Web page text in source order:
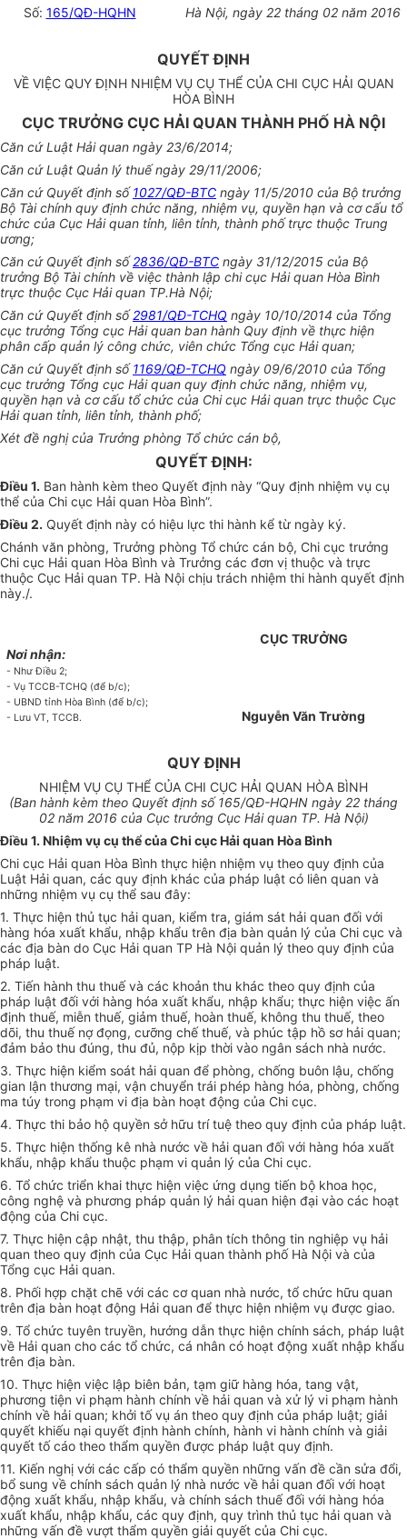
Số: 165/QĐ-HQHN Hà Nội, ngày 22tháng 02 năm 2016
QUYẾT ĐỊNH
VỀ VIỆC QUY ĐỊNH NHIỆM VỤ CỤ THỂ CỦA CHI CỤC HẢI QUAN
HÒA BÌNH
CỤC TRƯỞNG CỤC HẢI QUAN THÀNH PHỐ HÀ NỘI
Căn cứ Luật Hải quan ngày 23/6/2014;
Căn cứ Luật Quản lý thuế ngày 29/11/2006;
Căn cứ Quyết định số1027/QĐ-BTC ngày 11/5/2010 của Bộ trưởng
Bộ Tài chính quy định chức năng, nhiệm vụ, quyền hạn và cơ cấu tổ
chức của Cục Hải quan tỉnh, liên tỉnh, thành phố trực thuộc Trung
ương;
Căn cứ Quyết định số2836/QĐ-BTC ngày 31/12/2015 của Bộ
trưởng Bộ Tài chính về việc thành lập chi cục Hải quan Hòa Bình
trực thuộc Cục Hải quan TP.Hà Nội;
Căn cứ Quyết định số2981/QĐ-TCHQ ngày 10/10/2014 của Tổng
cục trưởng Tổng cục Hải quan ban hành Quy định về thực hiện
phân cấp quản lý công chức, viên chức Tổng cục Hải quan;
Căn cứ Quyết định số1169/QĐ-TCHQ ngày 09/6/2010 của Tổng
cục trưởng Tổng cục Hải quan quy định chức năng, nhiệm vụ,
quyền hạn và cơ cấu tổ chức của Chi cục Hải quan trực thuộc Cục
Hải quan tỉnh, liên tỉnh, thành phố;
Xét đề nghị của Trưởng phòng Tổ chức cán bộ,
QUYẾT ĐỊNH:
Điều 1. Ban hành kèm theo Quyết định này “Quy định nhiệm vụ cụ
thể của Chi cục Hải quan Hòa Bình”.
Điều 2. Quyết định này có hiệu lực thi hành kể từ ngày ký.
Chánh văn phòng, Trưởng phòng Tổ chức cán bộ, Chi cục trưởng
Chi cục Hải quan Hòa Bình và Trưởng các đơn vị thuộc và trực
thuộc Cục Hải quan TP. Hà Nội chịu trách nhiệm thi hành quyết định
này./.
Nơi nhận:
- Như Điều 2;
- Vụ TCCB-TCHQ (để b/c);
- UBND tỉnh Hòa Bình (để b/c);
- Lưu VT, TCCB.
CỤC TRƯỞNG
Nguyễn Văn Trường
QUY ĐỊNH
NHIỆM VỤ CỤ THỂ CỦA CHI CỤC HẢI QUAN HÒA BÌNH
(Ban hành kèm theo Quyết định số 165/QĐ-HQHN ngày 22 tháng
02 năm 2016 của Cục trưởng Cục Hải quan TP. Hà Nội)
Điều 1. Nhiệm vụ cụ thể của Chi cục Hải quan HòaBình
Chi cục Hải quan Hòa Bình thực hiện nhiệm vụ theo quy định của
Luật Hải quan, các quy định khác của pháp luật có liên quan và
những nhiệm vụ cụ thể sau đây:
1. Thực hiện thủ tục hải quan, kiểm tra, giám sát hải quan đối với
hàng hóa xuất khẩu, nhập khẩu trên địa bàn quản lý của Chi cục và
các địa bàn do Cục Hải quan TP Hà Nội quản lý theo quy định của
pháp luật.
2. Tiến hành thu thuế và các khoản thu khác theo quy định của
pháp luật đối với hàng hóa xuất khẩu, nhập khẩu; thực hiện việc ấn
định thuế, miễn thuế, giảm thuế, hoàn thuế, không thu thuế, theo
dõi, thu thuế nợ đọng, cưỡng chế thuế, và phúc tập hồ sơ hải quan;
đảm bảo thu đúng, thu đủ, nộp kịp thời vào ngân sách nhà nước.
3. Thực hiện kiểm soát hải quan để phòng, chống buôn lậu, chống
gian lận thương mại, vận chuyển trái phép hàng hóa, phòng, chống
ma túy trong phạm vi địa bàn hoạt động của Chi cục.
4. Thực thi bảo hộ quyền sở hữu trí tuệ theo quy định của pháp luật.
5. Thực hiện thống kê nhà nước về hải quan đối với hàng hóa xuất
khẩu, nhập khẩu thuộc phạm vi quản lý của Chi cục.
6. Tổ chức triển khai thực hiện việc ứng dụng tiến bộ khoa học,
công nghệ và phương pháp quản lý hải quan hiện đại vào các hoạt
động của Chi cục.
7. Thực hiện cập nhật, thu thập, phân tích thông tin nghiệp vụ hải
quan theo quy định của Cục Hải quan thành phố Hà Nội và của
Tổng cục Hải quan.
8. Phối hợp chặt chẽ với các cơ quan nhà nước, tổ chức hữu quan
trên địa bàn hoạt động Hải quan để thực hiện nhiệm vụ được giao.
9. Tổ chức tuyên truyền, hướng dẫn thực hiện chính sách, pháp luật
về Hải quan cho các tổ chức, cá nhân có hoạt động xuất nhập khẩu
trên địa bàn.
10. Thực hiện việc lập biên bản, tạm giữ hàng hóa, tang vật,
phương tiện vi phạm hành chính về hải quan và xử lý vi phạm hành
chính về hải quan; khởi tố vụ án theo quy định của pháp luật; giải
quyết khiếu nại quyết định hành chính, hành vi hành chính và giải
quyết tố cáo theo thẩm quyền được pháp luật quy định.
11. Kiến nghị với các cấp có thẩm quyền những vấn đề cần sửa đổi,
bổ sung về chính sách quản lý nhà nước về hải quan đối với hoạt
động xuất khẩu, nhập khẩu, và chính sách thuế đối với hàng hóa
xuất khẩu, nhập khẩu, các quy định, quy trình thủ tục hải quan và
những vấn đề vượt thẩm quyền giải quyết của Chi cục.